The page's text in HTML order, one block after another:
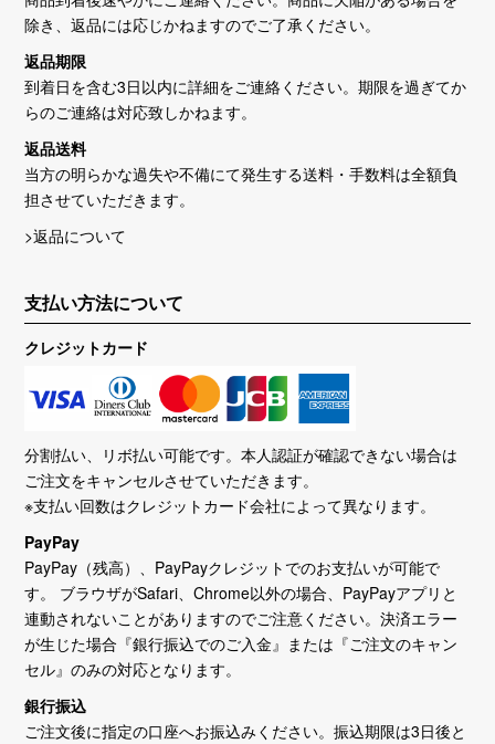
除き、返品には応じかねますのでご了承ください。
返品期限
到着日を含む3日以内に詳細をご連絡ください。期限を過ぎてか
らのご連絡は対応致しかねます。
返品送料
当方の明らかな過失や不備にて発生する送料・手数料は全額負
担させていただきます。
>返品について
支払い方法について
クレジットカード
分割払い、リボ払い可能です。本人認証が確認できない場合は
ご注文をキャンセルさせていただきます。
※支払い回数はクレジットカード会社によって異なります。
PayPay
PayPay（残高）、PayPayクレジットでのお支払いが可能で
す。 ブラウザがSafari、Chrome以外の場合、PayPayアプリと
連動されないことがありますのでご注意ください。決済エラー
が生じた場合『銀行振込でのご入金』または『ご注文のキャン
セル』のみの対応となります。
銀行振込
ご注文後に指定の口座へお振込みください。振込期限は3日後と